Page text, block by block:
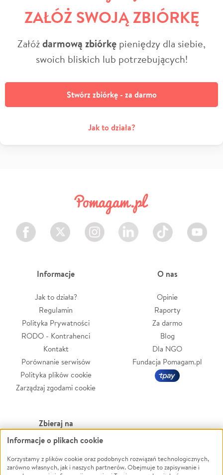
ZAŁÓŻ SWOJĄ ZBIÓRKĘ
Załóżdarmową zbiórkę pieniędzy dla siebie,
swoich bliskich lub potrzebujących!
Stwórz zbiórkę - za darmo
Jak to działa?
Facebook Twitter Instagram LinkedIn TikTok Youtube
Informacje
Jak to działa?
Regulamin
Polityka Prywatności
RODO - Kontrahenci
Kontakt
Porównanie serwisów
Polityka plików cookie
Zarządzaj zgodami cookie
O nas
Opinie
Raporty
Za darmo
Blog
Dla NGO
Fundacja Pomagam.pl
Zbieraj na
Leczenie
Zwierzęta
Pożar
Powódź
Wichura
Informacje o plikach cookie
Korzystamy z plików cookie oraz podobnych rozwiązań technologicznych,
zarówno własnych, jak i naszych partnerów. Obejmuje to zapisywanie i